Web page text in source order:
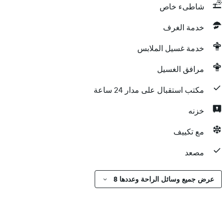
شاطىء خاص
خدمة الغرف
خدمة غسيل الملابس
مرافق الغسيل
مكتب استقبال على مدار 24 ساعة
خزنه
مع تكييف
مصعد
عرض جميع وسائل الراحة وعددها 8